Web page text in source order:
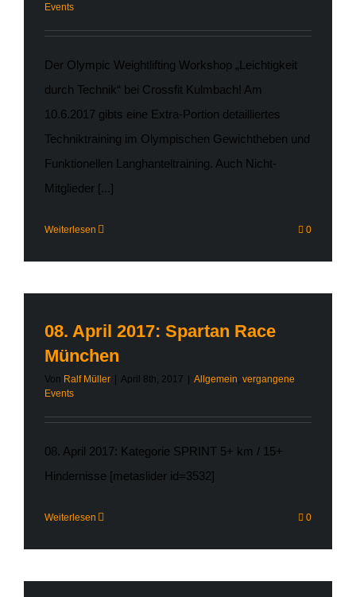
Events
Der Olympic Weightlifting Workshop „Leichtigkeit
durch Technik“ bei Crossfit Kulmbach! Am
10.6.2017 gibts eine Extra-Portion detailliertes
Techniktraining im Olympischen Gewichtheben und
Funktionellen Langhanteltraining. Auch Nicht-
Mitglieder [...]
Weiterlesen 0
08. April 2017: Spartan Race
München
Von Ralf Müller April 8th, 2017 Allgemein, vergangene
Events
08. April 2017: Kategorie SPRINT 5+ km / 15+
Hindernisse [metaslider id=3532]
Weiterlesen 0